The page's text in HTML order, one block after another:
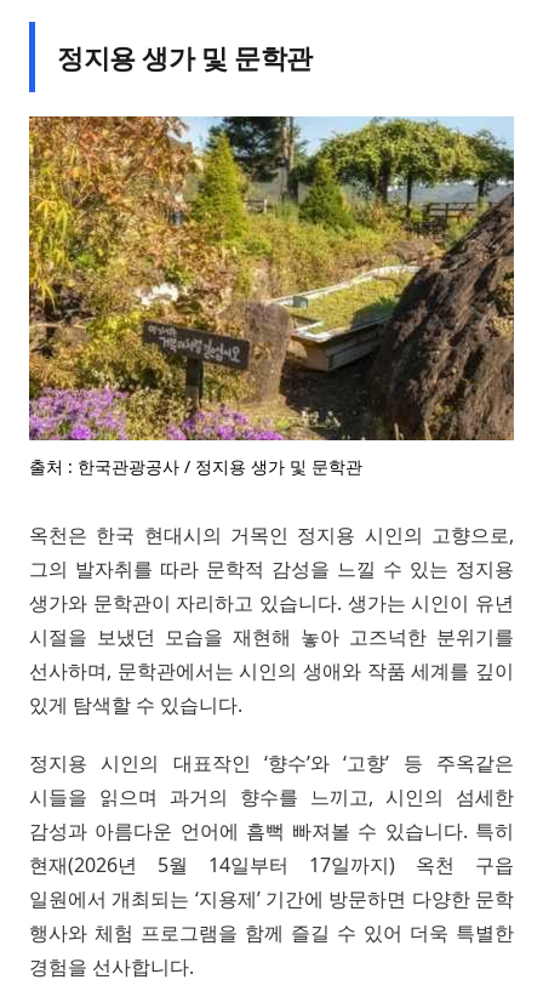
정지용 생가 및 문학관
출처 : 한국관광공사 / 정지용 생가 및 문학관
옥천은 한국 현대시의 거목인 정지용 시인의 고향으로,
그의 발자취를 따라 문학적 감성을 느낄 수 있는 정지용
생가와 문학관이 자리하고 있습니다. 생가는 시인이 유년
시절을 보냈던 모습을 재현해 놓아 고즈넉한 분위기를
선사하며, 문학관에서는 시인의 생애와 작품 세계를 깊이
있게 탐색할 수 있습니다.
정지용 시인의 대표작인 ‘향수’와 ‘고향’ 등 주옥같은
시들을 읽으며 과거의 향수를 느끼고, 시인의 섬세한
감성과 아름다운 언어에 흠뻑 빠져볼 수 있습니다. 특히
현재(2026년 5월 14일부터 17일까지) 옥천 구읍
일원에서 개최되는 ‘지용제’ 기간에 방문하면 다양한 문학
행사와 체험 프로그램을 함께 즐길 수 있어 더욱 특별한
경험을 선사합니다.